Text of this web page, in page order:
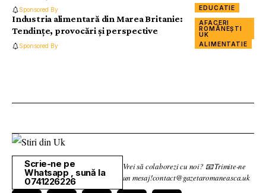
EDUCATIE
Sponsored By
AFACERI
ROMÂNEȘTI
UK
ALIMENTATIE
Industria alimentară din Marea Britanie:
Tendințe, provocări și perspective
Sponsored By
Scrie-ne pe
Whatsapp , sună la
0741226226
Vrei să colaborezi cu noi? 📧 Trimite-ne
un mesaj!contact@gazetaromaneasca.uk